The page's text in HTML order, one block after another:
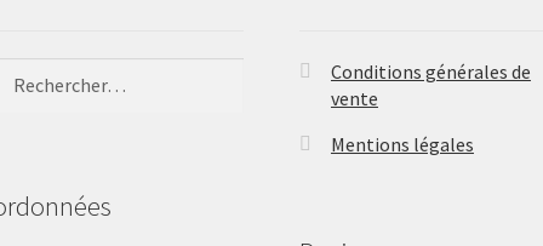
Conditions générales de
vente
Mentions légales